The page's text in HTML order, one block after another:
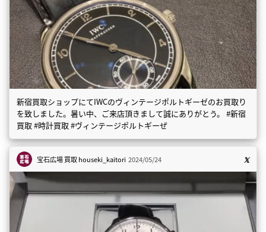
新宿買取ショップにてIWCのヴィンテージポルトギーゼのお買取り
を致しました。暑い中、ご来店頂きまして誠にありがとう。 #新宿
買取 #時計買取 #ヴィンテージポルトギーぜ
宝石広場 買取houseki_kaitori 2024/05/24